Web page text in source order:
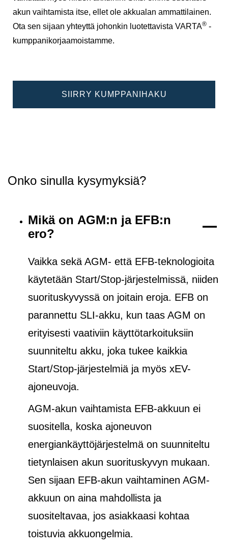
akun vaihtamista itse, ellet ole akkualan ammattilainen.
Ota sen sijaan yhteyttä johonkin luotettavista VARTA® -
kumppanikorjaamoistamme.
SIIRRY KUMPPANIHAKU
Onko sinulla kysymyksiä?
Mikä on AGM:n ja EFB:n
ero?
Vaikka sekä AGM- että EFB-teknologioita
käytetään Start/Stop-järjestelmissä, niiden
suorituskyvyssä on joitain eroja. EFB on
parannettu SLI-akku, kun taas AGM on
erityisesti vaativiin käyttötarkoituksiin
suunniteltu akku, joka tukee kaikkia
Start/Stop-järjestelmiä ja myös xEV-
ajoneuvoja.
AGM-akun vaihtamista EFB-akkuun ei
suositella, koska ajoneuvon
energiankäyttöjärjestelmä on suunniteltu
tietynlaisen akun suorituskyvyn mukaan.
Sen sijaan EFB-akun vaihtaminen AGM-
akkuun on aina mahdollista ja
suositeltavaa, jos asiakkaasi kohtaa
toistuvia akkuongelmia.